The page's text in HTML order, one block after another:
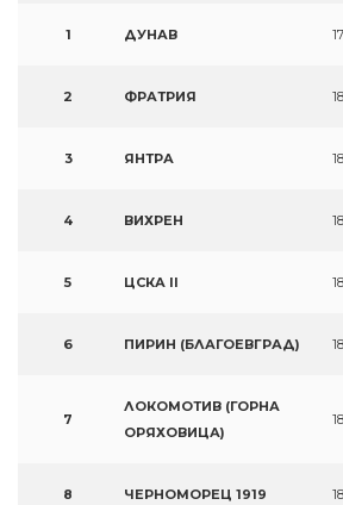
1 ДУНАВ 17
2 ФРАТРИЯ 18
3 ЯНТРА 18
4 ВИХРЕН 18
5 ЦСКА II 18
6 ПИРИН (БЛАГОЕВГРАД) 18
7
ЛОКОМОТИВ (ГОРНА
ОРЯХОВИЦА)
18
8 ЧЕРНОМОРЕЦ 1919 18